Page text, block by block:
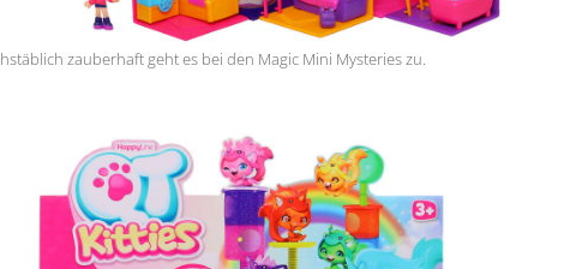
zauberhaft geht es bei den Magic Mini Mysteries zu.